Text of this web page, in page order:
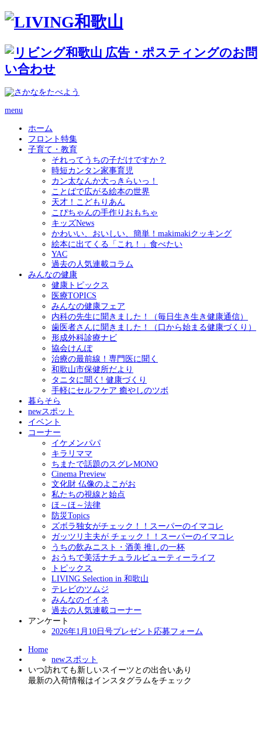
menu
ホーム
フロント特集
子育て・教育
それってうちの子だけですか？
時短カンタン家事育児
カン太なんか大っきらいっ！
ことばで広がる絵本の世界
天才！こどもりあん
こぴちゃんの手作りおもちゃ
キッズNews
かわいい、おいしい、簡単！makimakiクッキング
絵本に出てくる「これ！」食べたい
YAC
過去の人気連載コラム
みんなの健康
健康トピックス
医療TOPICS
みんなの健康フェア
内科の先生に聞きました！（毎日生き生き健康通信）
歯医者さんに聞きました！（口から始まる健康づくり）
形成外科診療ナビ
協会けんぽ
治療の最前線！専門医に聞く
和歌山市保健所だより
タニタに聞く! 健康づくり
手軽にセルフケア 癒やしのツボ
暮らそら
newスポット
イベント
コーナー
イケメンパパ
キラリママ
ちまたで話題のスグレMONO
Cinema Preview
文化財 仏像のよこがお
私たちの視線と始点
ほ～ほ～法律
防災Topics
ズボラ独女がチェック！！スーパーのイマコレ
ガッツリ主夫が チェック！！スーパーのイマコレ
うちの飲みニスト・酒美 推しの一杯
おうちで美活ナチュラルビューティーライフ
トピックス
LIVING Selection in 和歌山
テレビのツムジ
みんなのイイネ
過去の人気連載コーナー
アンケート
2026年1月10日号プレゼント応募フォーム
Home
newスポット
いつ訪れても新しいスイーツとの出合いあり
最新の入荷情報はインスタグラムをチェック